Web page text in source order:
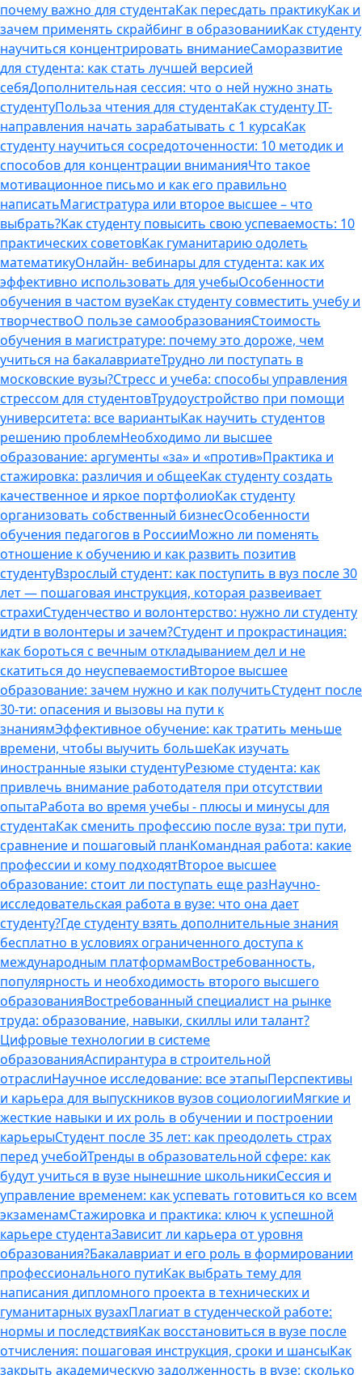
почему важно для студентаКак пересдать практикуКак и
зачем применять скрайбинг в образованииКак студенту
научиться концентрировать вниманиеСаморазвитие
для студента: как стать лучшей версией
себяДополнительная сессия: что о ней нужно знать
студентуПольза чтения для студентаКак студенту IT-
направления начать зарабатывать с 1 курсаКак
студенту научиться сосредоточенности: 10 методик и
способов для концентрации вниманияЧто такое
мотивационное письмо и как его правильно
написатьМагистратура или второе высшее – что
выбрать?Как студенту повысить свою успеваемость: 10
практических советовКак гуманитарию одолеть
математикуОнлайн- вебинары для студента: как их
эффективно использовать для учебыОсобенности
обучения в частом вузеКак студенту совместить учебу и
творчествоО пользе самообразованияСтоимость
обучения в магистратуре: почему это дороже, чем
учиться на бакалавриатеТрудно ли поступать в
московские вузы?Стресс и учеба: способы управления
стрессом для студентовТрудоустройство при помощи
университета: все вариантыКак научить студентов
решению проблемНеобходимо ли высшее
образование: аргументы «за» и «против»Практика и
стажировка: различия и общееКак студенту создать
качественное и яркое портфолиоКак студенту
организовать собственный бизнесОсобенности
обучения педагогов в РоссииМожно ли поменять
отношение к обучению и как развить позитив
студентуВзрослый студент: как поступить в вуз после 30
лет — пошаговая инструкция, которая развеивает
страхиСтуденчество и волонтерство: нужно ли cтуденту
идти в волонтеры и зачем?Студент и прокрастинация:
как бороться с вечным откладыванием дел и не
скатиться до неуспеваемостиВторое высшее
образование: зачем нужно и как получитьСтудент после
30-ти: опасения и вызовы на пути к
знаниямЭффективное обучение: как тратить меньше
времени, чтобы выучить большеКак изучать
иностранные языки студентуРезюме студента: как
привлечь внимание работодателя при отсутствии
опытаРабота во время учебы - плюсы и минусы для
студентаКак сменить профессию после вуза: три пути,
сравнение и пошаговый планКомандная работа: какие
профессии и кому подходятВторое высшее
образование: стоит ли поступать еще разНаучно-
исследовательская работа в вузе: что она дает
студенту?Где студенту взять дополнительные знания
бесплатно в условиях ограниченного доступа к
международным платформамВостребованность,
популярность и необходимость второго высшего
образованияВостребованный специалист на рынке
труда: образование, навыки, скиллы или талант?
Цифровые технологии в системе
образованияАспирантура в строительной
отраслиНаучное исследование: все этапыПерспективы
и карьера для выпускников вузов социологииМягкие и
жесткие навыки и их роль в обучении и построении
карьерыСтудент после 35 лет: как преодолеть страх
перед учебойТренды в образовательной сфере: как
будут учиться в вузе нынешние школьникиСессия и
управление временем: как успевать готовиться ко всем
экзаменамСтажировка и практика: ключ к успешной
карьере студентаЗависит ли карьера от уровня
образования?Бакалавриат и его роль в формировании
профессионального путиКак выбрать тему для
написания дипломного проекта в технических и
гуманитарных вузахПлагиат в студенческой работе:
нормы и последствияКак восстановиться в вузе после
отчисления: пошаговая инструкция, сроки и шансыКак
закрыть академическую задолженность в вузе: сколько